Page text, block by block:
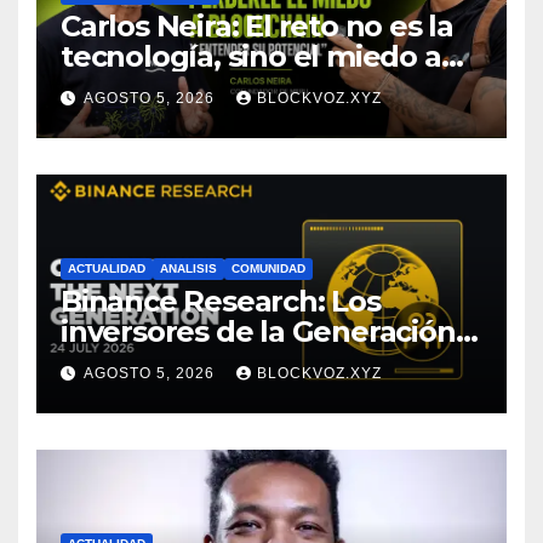
Carlos Neira: El reto no es la
tecnología, sino el miedo a
entenderla
AGOSTO 5, 2026 BLOCKVOZ.XYZ
ACTUALIDAD ANALISIS COMUNIDAD
Binance Research: Los
inversores de la Generación Z
empiezan más jóvenes y
muestran mayor disciplina
financiera
AGOSTO 5, 2026 BLOCKVOZ.XYZ